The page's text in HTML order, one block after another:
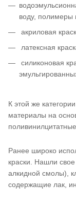
воду, полимеры
акриловая
латексная
силиконовая
К этой же
материалы на
Ранее широко
краски. Нашли
алкидной смолы),
содержащие лак,